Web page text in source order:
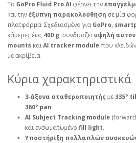
Το GoPro Fluid Pro AI φέρνει την
και τηνέξυπνη παρακολούθηση σε μία
πλατφόρμα. Σχεδιασμένο για GoPro,
κάμερες έως 400 g, συνδυάζει υψηλή
mounts καιAI tracker module που
με ακρίβεια.
Κύρια χαρακτηριστικά
3‑άξονα σταθεροποιητής με 335°
360° pan.
AI Subject Tracking module
και ενσωματωμένο fill light.
Υποστήριξη πολλαπλών